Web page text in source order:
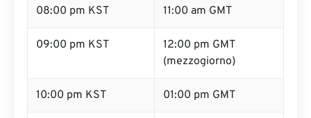
08:00 pm KST 11:00 am GMT
09:00 pm KST
12:00 pm GMT
(mezzogiorno)
10:00 pm KST 01:00 pm GMT